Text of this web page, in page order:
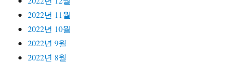
2022년 11월
2022년 10월
2022년 9월
2022년 8월